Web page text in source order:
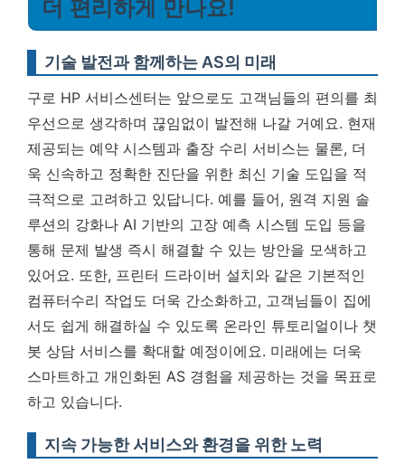
더 편리하게 만나요!
기술 발전과 함께하는 AS의 미래
구로 HP 서비스센터는 앞으로도 고객님들의 편의를 최
우선으로 생각하며 끊임없이 발전해 나갈 거예요. 현재
제공되는 예약 시스템과 출장 수리 서비스는 물론, 더
욱 신속하고 정확한 진단을 위한 최신 기술 도입을 적
극적으로 고려하고 있답니다. 예를 들어, 원격 지원 솔
루션의 강화나 AI 기반의 고장 예측 시스템 도입 등을
통해 문제 발생 즉시 해결할 수 있는 방안을 모색하고
있어요. 또한, 프린터 드라이버 설치와 같은 기본적인
컴퓨터수리 작업도 더욱 간소화하고, 고객님들이 집에
서도 쉽게 해결하실 수 있도록 온라인 튜토리얼이나 챗
봇 상담 서비스를 확대할 예정이에요. 미래에는 더욱
스마트하고 개인화된 AS 경험을 제공하는 것을 목표로
하고 있습니다.
지속 가능한 서비스와 환경을 위한 노력